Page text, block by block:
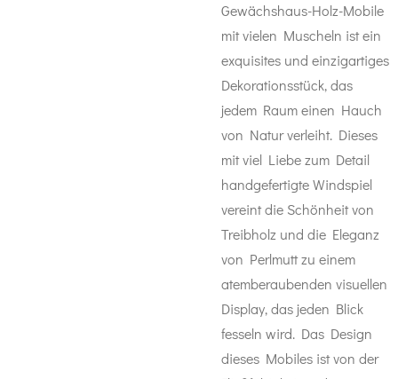
Gewächshaus-Holz-Mobile
mit vielen Muscheln ist ein
exquisites und einzigartiges
Dekorationsstück, das
jedem Raum einen Hauch
von Natur verleiht. Dieses
mit viel Liebe zum Detail
handgefertigte Windspiel
vereint die Schönheit von
Treibholz und die Eleganz
von Perlmutt zu einem
atemberaubenden visuellen
Display, das jeden Blick
fesseln wird. Das Design
dieses Mobiles ist von der